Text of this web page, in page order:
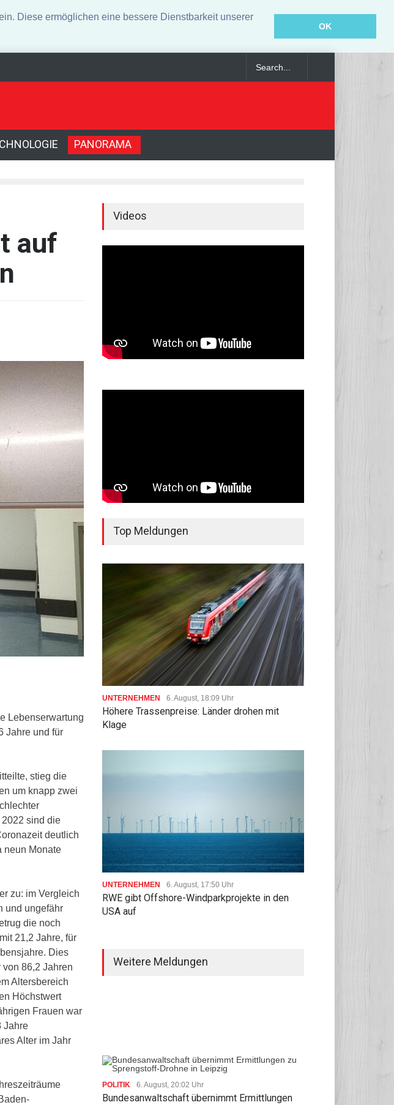
Diese ermöglichen eine bessere Dienstbarkeit unserer
OK
lassen nach - Ölpreis steigt kräftig Angeklagter wegen Auto-Anschlag in München zu
PANORAMA
auf
Lebenserwartung
Jahre und für
stieg die
um knapp zwei
sind die
deutlich
neun Monate
zu: im Vergleich
und ungefähr
die noch
21,2 Jahre, für
Dies
86,2 Jahren
Altersbereich
Höchstwert
Frauen war
Jahre
Alter im Jahr
Videos
Top Meldungen
UNTERNEHMEN 6. August, 18:09 Uhr
Höhere Trassenpreise: Länder drohen mit
Klage
UNTERNEHMEN 6. August, 17:50 Uhr
RWE gibt Offshore-Windparkprojekte in den
USA auf
Weitere Meldungen
POLITIK 6. August, 20:02 Uhr
Bundesanwaltschaft übernimmt Ermittlungen